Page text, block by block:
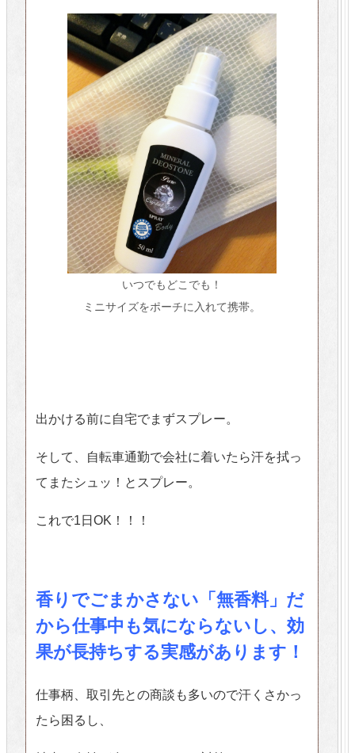
いつでもどこでも！
ミニサイズをポーチに入れて携帯。
出かける前に自宅でまずスプレー。
そして、自転車通勤で会社に着いたら汗を拭っ
てまたシュッ！とスプレー。
これで1日OK！！！
香りでごまかさない「無香料」だ
から仕事中も気にならないし、効
果が長持ちする実感があります！
仕事柄、取引先との商談も多いので汗くさかっ
たら困るし、